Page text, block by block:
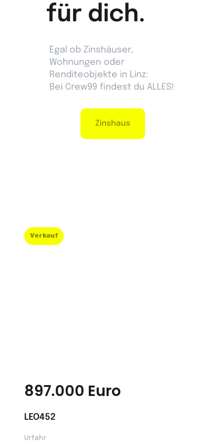
für dich.
Egal ob Zinshäuser,
Wohnungen oder
Renditeobjekte in Linz:
Bei Crew99 findest du ALLES!
Zinshaus
Verkauf
Urfahr
LEO452
897.000 Euro